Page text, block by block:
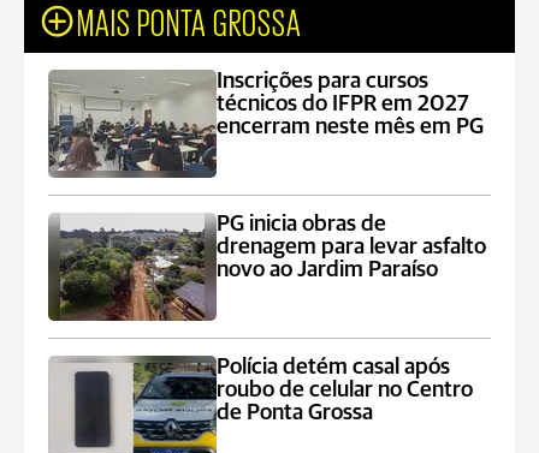
MAIS PONTA GROSSA
Inscrições para cursos
técnicos do IFPR em 2027
encerram neste mês em PG
PG inicia obras de
drenagem para levar asfalto
novo ao Jardim Paraíso
Polícia detém casal após
roubo de celular no Centro
de Ponta Grossa